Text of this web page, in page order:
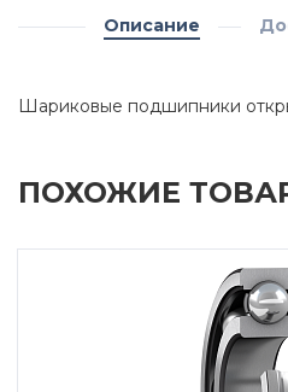
Описание
Шариковые подшипники
ПОХОЖИЕ